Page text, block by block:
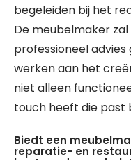
begeleiden bij het
De meubelmaker
professioneel
werken aan het
niet alleen
touch heeft die past
Biedt een
reparatie- en